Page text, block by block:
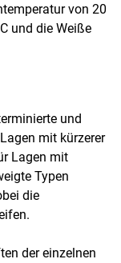
von 20
und die Weiße
und
mit kürzerer
Lagen mit
Typen
die
der einzelnen